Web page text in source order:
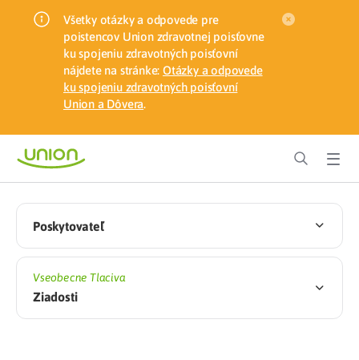
Všetky otázky a odpovede pre
poistencov Union zdravotnej poisťovne
ku spojeniu zdravotných poisťovní
nájdete na stránke: Otázky a odpovede
ku spojeniu zdravotných poisťovní
Union a Dôvera.
Poskytovateľ
Vseobecne Tlaciva
Ziadosti